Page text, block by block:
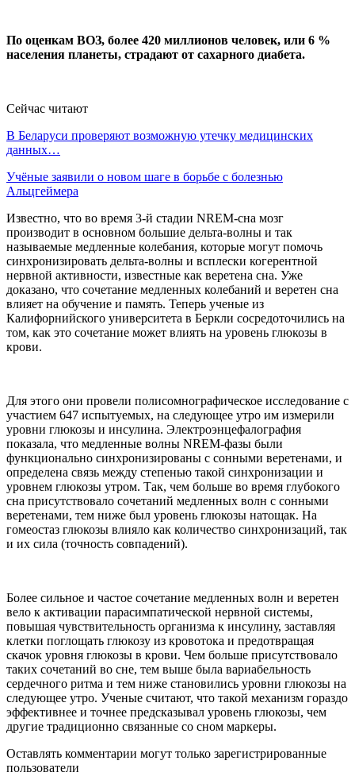
По оценкам ВОЗ, более 420 миллионов человек, или 6 %
населения планеты, страдают от сахарного диабета.
Сейчас читают
В Беларуси проверяют возможную утечку медицинских
данных…
Учёные заявили о новом шаге в борьбе с болезнью
Альцгеймера
Известно, что во время 3-й стадии NREM-сна мозг
производит в основном большие дельта-волны и так
называемые медленные колебания, которые могут помочь
синхронизировать дельта-волны и всплески когерентной
нервной активности, известные как веретена сна. Уже
доказано, что сочетание медленных колебаний и веретен сна
влияет на обучение и память. Теперь ученые из
Калифорнийского университета в Беркли сосредоточились на
том, как это сочетание может влиять на уровень глюкозы в
крови.
Для этого они провели полисомнографическое исследование с
участием 647 испытуемых, на следующее утро им измерили
уровни глюкозы и инсулина. Электроэнцефалография
показала, что медленные волны NREM-фазы были
функционально синхронизированы с сонными веретенами, и
определена связь между степенью такой синхронизации и
уровнем глюкозы утром. Так, чем больше во время глубокого
сна присутствовало сочетаний медленных волн с сонными
веретенами, тем ниже был уровень глюкозы натощак. На
гомеостаз глюкозы влияло как количество синхронизаций, так
и их сила (точность совпадений).
Более сильное и частое сочетание медленных волн и веретен
вело к активации парасимпатической нервной системы,
повышая чувствительность организма к инсулину, заставляя
клетки поглощать глюкозу из кровотока и предотвращая
скачок уровня глюкозы в крови. Чем больше присутствовало
таких сочетаний во сне, тем выше была вариабельность
сердечного ритма и тем ниже становились уровни глюкозы на
следующее утро. Ученые считают, что такой механизм гораздо
эффективнее и точнее предсказывал уровень глюкозы, чем
другие традиционно связанные со сном маркеры.
Оставлять комментарии могут только зарегистрированные
пользователи